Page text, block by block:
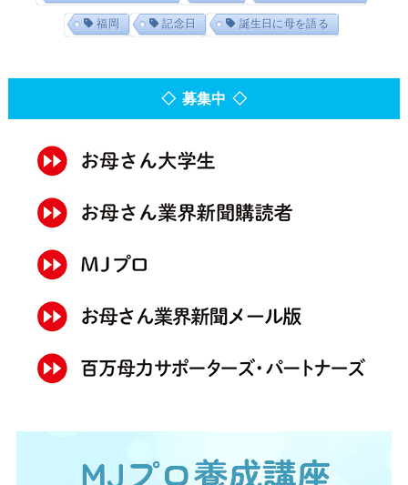
福岡 記念日 誕生日に母を語る
◇ 募集中 ◇